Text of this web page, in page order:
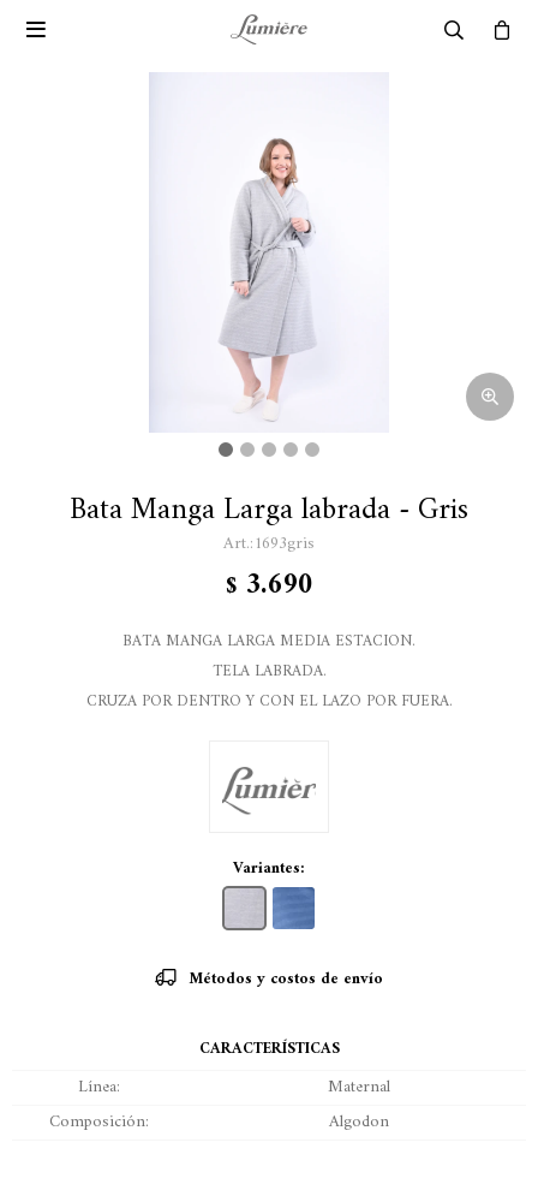

Bata Manga Larga labrada - Gris
1693gris
$ 3.690
BATA MANGA LARGA MEDIA ESTACION.
TELA LABRADA.
CRUZA POR DENTRO Y CON EL LAZO POR FUERA.
Variantes:
Métodos y costos de envío
CARACTERÍSTICAS
Línea
Maternal
Composición
Algodon